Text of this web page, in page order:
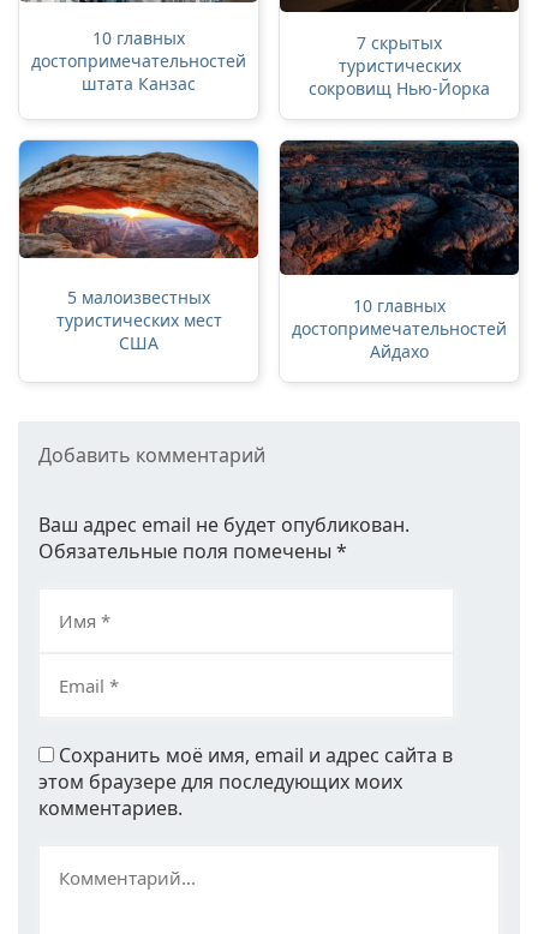
10 главных
достопримечательностей
штата Канзас
7 скрытых
туристических
сокровищ Нью-Йорка
5 малоизвестных
туристических мест
США
10 главных
достопримечательностей
Айдахо
Добавить комментарий
Ваш адрес email не будет опубликован.
Обязательные поля помечены *
Сохранить моё имя, email и адрес сайта в
этом браузере для последующих моих
комментариев.